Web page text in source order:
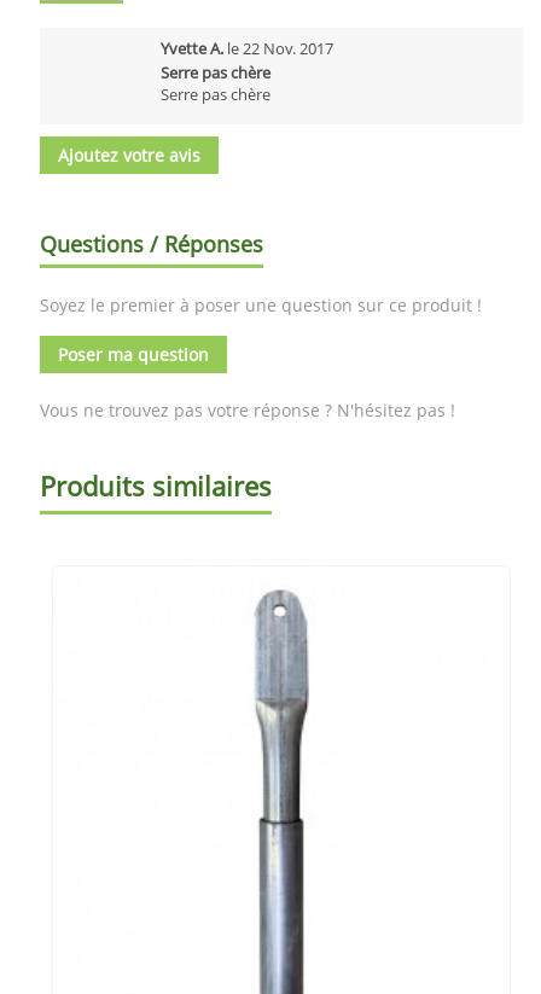
Yvette A. le22 Nov. 2017
Serre pas chère
Serre pas chère
Ajoutez votre avis
Questions / Réponses
Soyez le premier à poser une question sur ce produit !
Poser ma question
Vous ne trouvez pas votre réponse ? N'hésitez pas !
Produits similaires